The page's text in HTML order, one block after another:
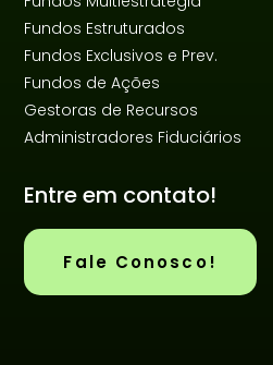
Fundos Estruturados
Fundos Exclusivos e Prev.
Fundos de Ações
Gestoras de Recursos
Administradores Fiduciários
Entre em contato!
Fale Conosco!